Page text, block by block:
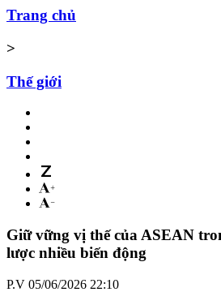
Trang chủ
>
Thế giới
Giữ vững vị thế của ASEAN
lược nhiều biến động
P.V 05/06/2026 22:10